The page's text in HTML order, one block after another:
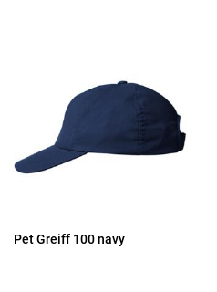
Pet Greiff 100 navy